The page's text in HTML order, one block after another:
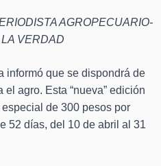
AGROPECUARIO-
VERDAD
informó que se dispondrá de
agro. Esta “nueva” edición
de 300 pesos por
52 días, del 10 de abril al 31